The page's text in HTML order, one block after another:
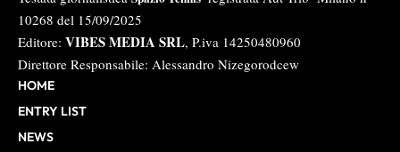
10268 del 15/09/2025
Editore: VIBES MEDIA SRL, P.iva 14250480960
Direttore Responsabile: Alessandro Nizegorodcew
HOME
ENTRY LIST
NEWS